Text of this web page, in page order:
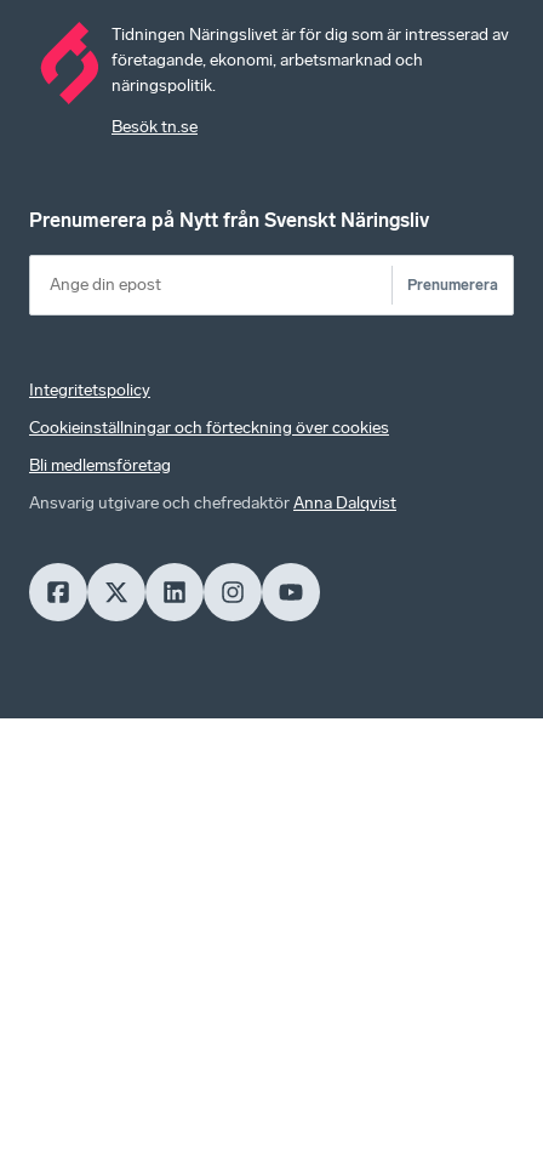
Tidningen Näringslivet är för dig som är intresserad av
företagande, ekonomi, arbetsmarknad och
näringspolitik.
Besök tn.se
Prenumerera på Nytt från Svenskt Näringsliv
Prenumerera
Integritetspolicy
Cookieinställningar och förteckning över cookies
Bli medlemsföretag
Ansvarig utgivare och chefredaktörAnna Dalqvist